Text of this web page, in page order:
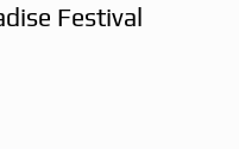
Festival